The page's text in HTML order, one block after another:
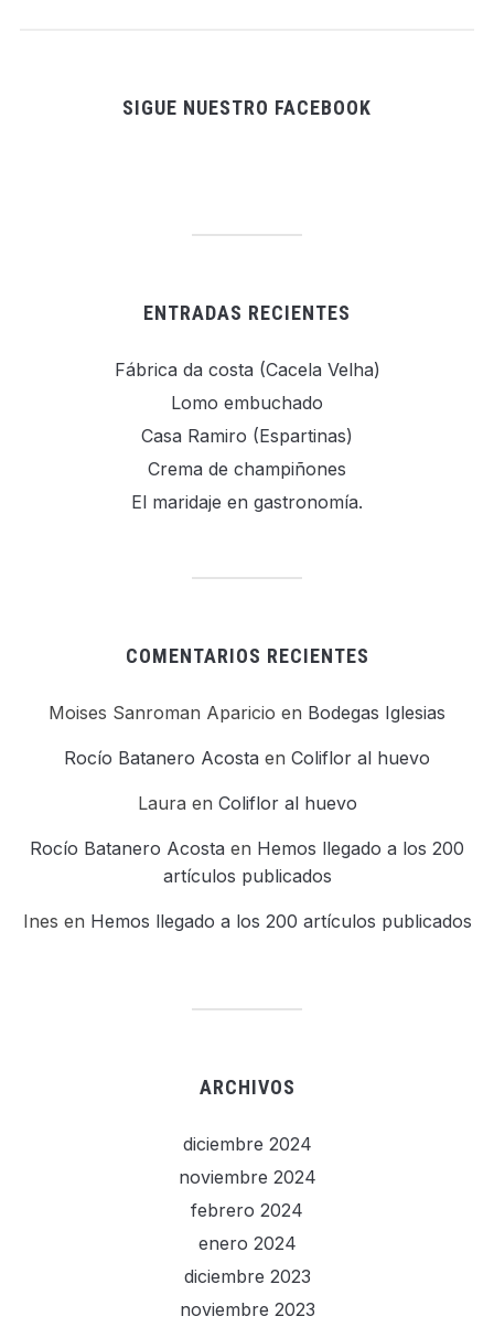
SIGUE NUESTRO FACEBOOK
ENTRADAS RECIENTES
Fábrica da costa (Cacela Velha)
Lomo embuchado
Casa Ramiro (Espartinas)
Crema de champiñones
El maridaje en gastronomía.
COMENTARIOS RECIENTES
Moises Sanroman Aparicio en Bodegas Iglesias
Rocío Batanero Acosta en Coliflor al huevo
Laura en Coliflor al huevo
Rocío Batanero Acosta en Hemos llegado a los 200
artículos publicados
Ines en Hemos llegado a los 200 artículos publicados
ARCHIVOS
diciembre 2024
noviembre 2024
febrero 2024
enero 2024
diciembre 2023
noviembre 2023